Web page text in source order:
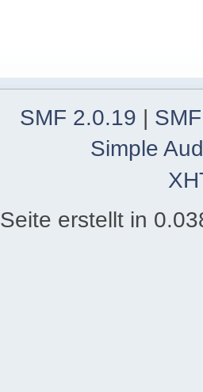
SMF 2.0.19 |
Simple
Seite erstellt in